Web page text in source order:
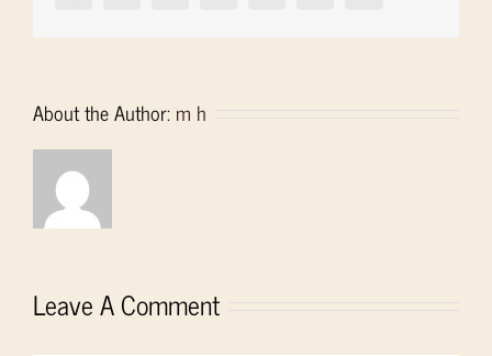
About the Author: m h
Leave A Comment